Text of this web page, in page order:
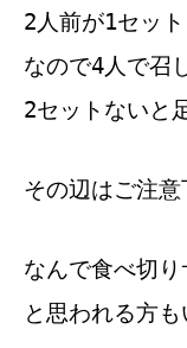
2人前が1セッ
なので4人で召
2セットないと
その辺はご注
なんで食べ切り
と思われる方